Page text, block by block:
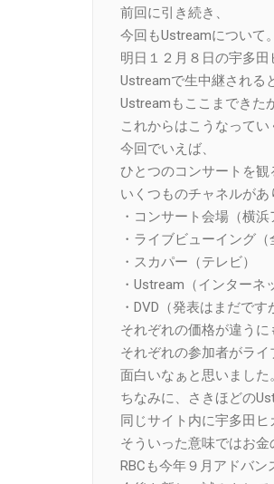
前回に引き続き、
今回もUstreamについて。
明日１２月８日の宇多
Ustreamで生中継される
Ustreamもここまできた
これからはこうなってい
今回でいえば、
ひとつのコンサートを観
いくつものチャネルがあ
・コンサート会場（横浜
・ライブビューイング（
・スカパー（テレビ）
・Ustream（インターネ
・DVD（発表はまだで
それぞれの価格が違うに
それぞれの参加者がラ
面白いなぁと思いました。
ちなみに、さきほどの
同じサイト内に宇多田
そういった意味ではお金
RBCも今年９月アドバン